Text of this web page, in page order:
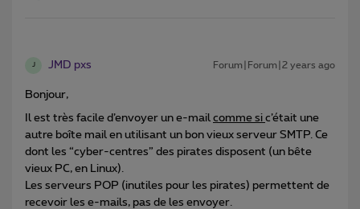
J JMD pxs Forum|Forum|2 years ago
Bonjour,
Il est très facile d’envoyer un e-mail comme si c’était une
autre boîte mail en utilisant un bon vieux serveur SMTP. Ce
dont les “cyber-centres” des pirates disposent (un bête
vieux PC, en Linux).
Les serveurs POP (inutiles pour les pirates) permettent de
recevoir les e-mails, pas de les envoyer.